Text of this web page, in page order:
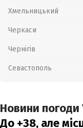
Хмельницький
Черкаси
Чернігів
Севастополь
Новини погоди
До +38, але